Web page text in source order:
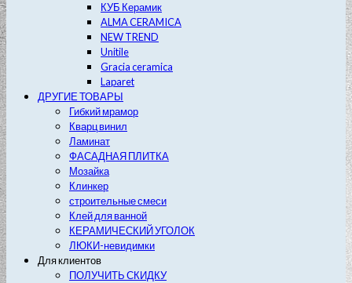
КУБ Керамик
ALMA CERAMICA
NEW TREND
Unitile
Gracia ceramica
Laparet
ДРУГИЕ ТОВАРЫ
Гибкий мрамор
Кварц винил
Ламинат
ФАСАДНАЯ ПЛИТКА
Мозайка
Клинкер
строительные смеси
Клей для ванной
КЕРАМИЧЕСКИЙ УГОЛОК
ЛЮКИ-невидимки
Для клиентов
ПОЛУЧИТЬ СКИДКУ